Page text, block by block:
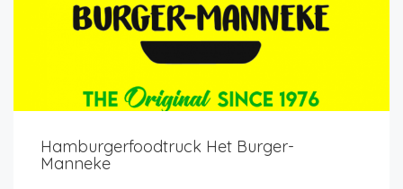
Hamburgerfoodtruck Het Burger-
Manneke